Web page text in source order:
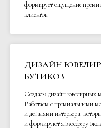
формирует ощущение
клиентов.
ДИЗАЙН
БУТИКОВ
Создаем дизайн ювелирных
Работаем с премиальными
и деталями интерьера,
и формируют атмосферу